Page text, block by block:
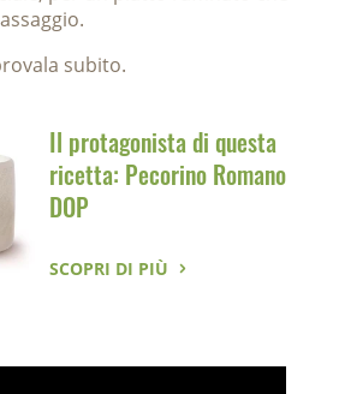
subito.
Il protagonista di questa
ricetta: Pecorino Romano
DOP
SCOPRI DI PIÙ